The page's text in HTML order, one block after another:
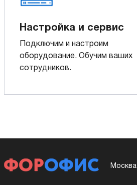
Настройка и сервис
Подключим и настроим
оборудование. Обучим ваших
сотрудников.
Москва